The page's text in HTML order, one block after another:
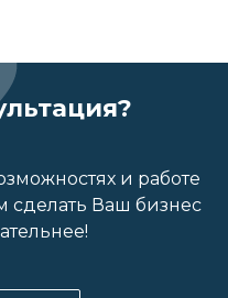
и работе
сделать Ваш бизнес